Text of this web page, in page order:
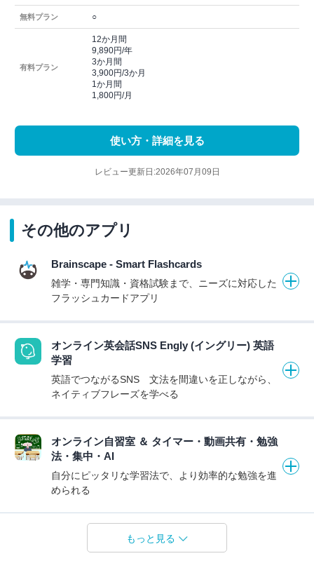
無料プラン ○
有料プラン
12か月間
9,890円/年
3か月間
3,900円/3か月
1か月間
1,800円/月
使い方・詳細を見る
レビュー更新日:2026年07月09日
その他のアプリ
Brainscape - Smart Flashcards
雑学・専門知識・資格試験まで、ニーズに対応した
フラッシュカードアプリ
オンライン英会話SNS Engly (イングリー) 英語
学習
英語でつながるSNS 文法を間違いを正しながら、
ネイティブフレーズを学べる
オンライン自習室 ＆ タイマー・動画共有・勉強
法・集中・AI
自分にピッタリな学習法で、より効率的な勉強を進
められる
もっと見る